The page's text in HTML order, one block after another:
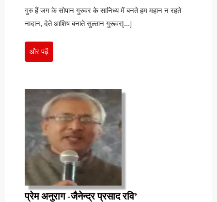
सोपान-
सोपान-
गुरु हैं जग के सोपान गुरुवर के सानिध्य में बनते हम महान न रहते
नादान, देते आशिष बनाते सुल्तान गुरूवर[...]
और पढ़ेंऔर
पढ़ें
प्रेम अनुराग -जैनेन्द्र प्रसाद रवि’